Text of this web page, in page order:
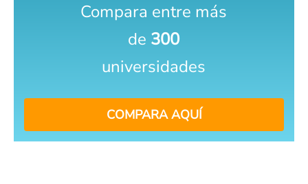
Compara entre más
de 300
universidades
COMPARA AQUÍ